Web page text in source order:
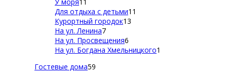
Для отдыха с детьми11
Курортный городок13
На ул. Ленина7
На ул. Просвещения6
На ул. Богдана Хмельницкого1
Гостевые дома59